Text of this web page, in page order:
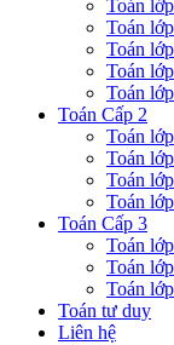
Toán
Toán
Toán
Toán
Toán
Toán Cấp 2
Toán
Toán
Toán
Toán
Toán Cấp 3
Toán
Toán lớp
Toán
Toán tư duy
Liên hệ